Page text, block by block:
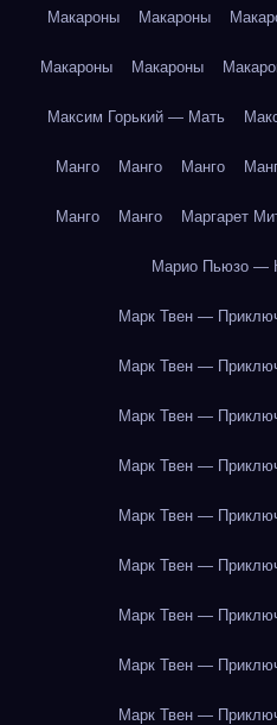
Макароны Макароны
Макароны Макароны
Максим Горький — Мать
Манго Манго Манго
Манго Манго Маргарет
Марио Пьюзо —
Марк Твен —
Марк Твен —
Марк Твен —
Марк Твен —
Марк Твен —
Марк Твен —
Марк Твен —
Марк Твен —
Марк Твен —